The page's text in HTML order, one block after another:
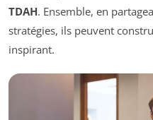
TDAH. Ensemble, en
stratégies, ils peuvent
inspirant.